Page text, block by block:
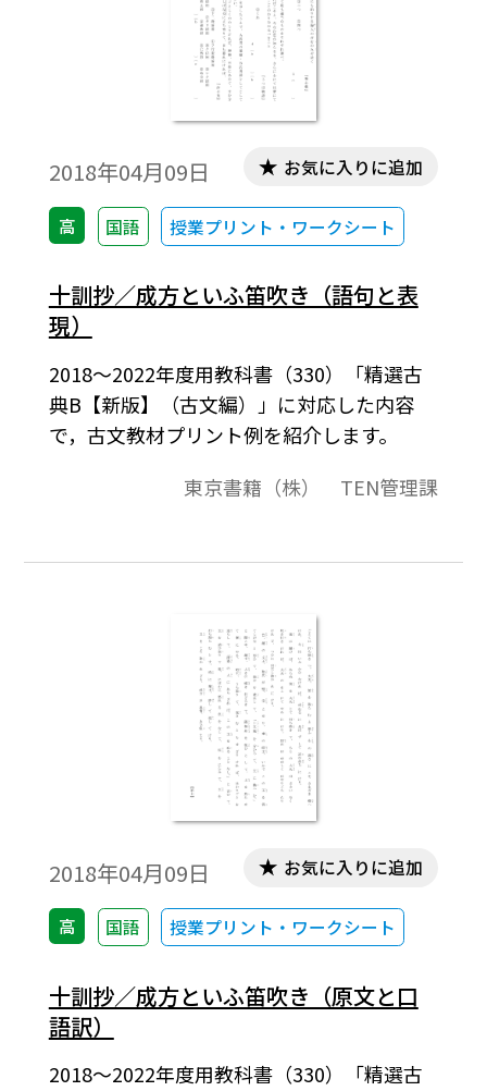
2018年04月09日
高 国語 授業プリント・ワークシート
お気に入りに追加
十訓抄／成方といふ笛吹き（語句と表
現）
2018～2022年度用教科書（330）「精選古
典B【新版】（古文編）」に対応した内容
で，古文教材プリント例を紹介します。
東京書籍（株） TEN管理課
2018年04月09日
高 国語 授業プリント・ワークシート
お気に入りに追加
十訓抄／成方といふ笛吹き（原文と口
語訳）
2018～2022年度用教科書（330）「精選古